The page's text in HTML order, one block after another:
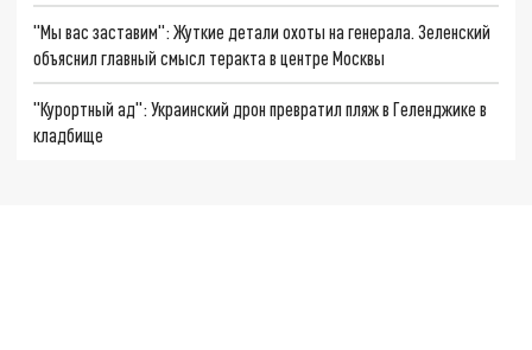
"Мы вас заставим": Жуткие детали охоты на генерала. Зеленский
объяснил главный смысл теракта в центре Москвы
"Курортный ад": Украинский дрон превратил пляж в Геленджике в
кладбище